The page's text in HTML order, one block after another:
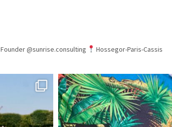
Founder @sunrise.consulting Hossegor-Paris-Cassis